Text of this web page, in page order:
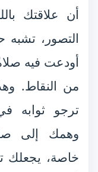
أن علاقتك
التصور، تشبه
أودعت فيه
من النقاط.
ترجو ثوابه
وهمك إلى
خاصة، يجعلك